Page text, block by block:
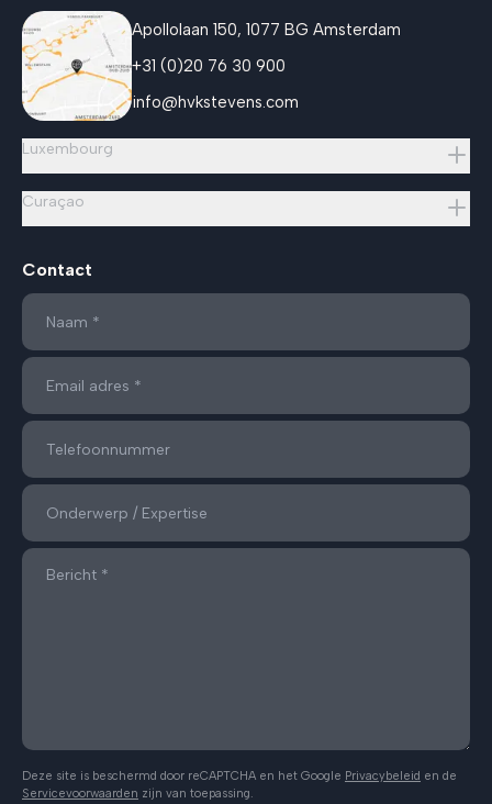
Apollolaan 150, 1077 BG Amsterdam
+31 (0)20 76 30 900
info@hvkstevens.com
Luxembourg
Curaçao
Contact
Deze site is beschermd door reCAPTCHA en het Google Privacybeleid en de
Servicevoorwaarden zijn van toepassing.